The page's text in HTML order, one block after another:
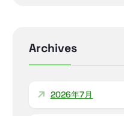
Archives
2026年7月